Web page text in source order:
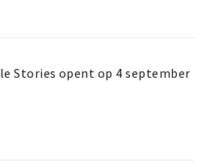
Stories opent op 4 september